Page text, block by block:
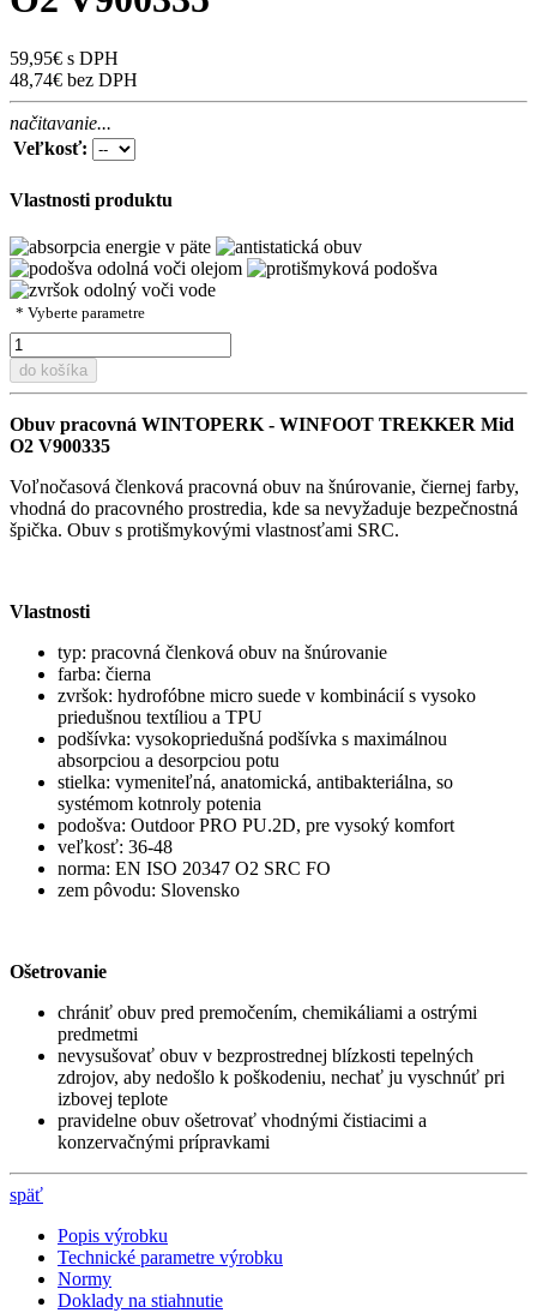
59,95€ s DPH
48,74€ bez DPH
načitavanie...
Veľkosť:
Vlastnosti produktu
* Vyberte parametre
do košíka
Obuv pracovná WINTOPERK - WINFOOT TREKKER Mid
O2 V900335
Voľnočasová členková pracovná obuv na šnúrovanie, čiernej farby,
vhodná do pracovného prostredia, kde sa nevyžaduje bezpečnostná
špička. Obuv s protišmykovými vlastnosťami SRC.
Vlastnosti
typ: pracovná členková obuv na šnúrovanie
farba: čierna
zvršok: hydrofóbne micro suede v kombinácií s vysoko
priedušnou textíliou a TPU
podšívka: vysokopriedušná podšívka s maximálnou
absorpciou a desorpciou potu
stielka: vymeniteľná, anatomická, antibakteriálna, so
systémom kotnroly potenia
podošva: Outdoor PRO PU.2D, pre vysoký komfort
veľkosť: 36-48
norma: EN ISO 20347 O2 SRC FO
zem pôvodu: Slovensko
Ošetrovanie
chrániť obuv pred premočením, chemikáliami a ostrými
predmetmi
nevysušovať obuv v bezprostrednej blízkosti tepelných
zdrojov, aby nedošlo k poškodeniu, nechať ju vyschnúť pri
izbovej teplote
pravidelne obuv ošetrovať vhodnými čistiacimi a
konzervačnými prípravkami
späť
Popis výrobku
Technické parametre výrobku
Normy
Doklady na stiahnutie